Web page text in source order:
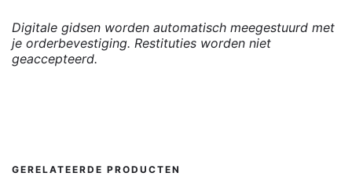
Digitale gidsen worden automatisch meegestuurd met
je orderbevestiging. Restituties worden niet
geaccepteerd.
GERELATEERDE PRODUCTEN